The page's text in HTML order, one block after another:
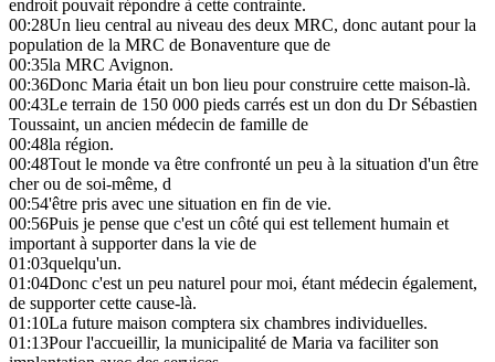
endroit pouvait répondre à cette contrainte.
00:28Un lieu central au niveau des deux MRC, donc autant pour la
population de la MRC de Bonaventure que de
00:35la MRC Avignon.
00:36Donc Maria était un bon lieu pour construire cette maison-là.
00:43Le terrain de 150 000 pieds carrés est un don du Dr Sébastien
Toussaint, un ancien médecin de famille de
00:48la région.
00:48Tout le monde va être confronté un peu à la situation d'un être
cher ou de soi-même, d
00:54'être pris avec une situation en fin de vie.
00:56Puis je pense que c'est un côté qui est tellement humain et
important à supporter dans la vie de
01:03quelqu'un.
01:04Donc c'est un peu naturel pour moi, étant médecin également,
de supporter cette cause-là.
01:10La future maison comptera six chambres individuelles.
01:13Pour l'accueillir, la municipalité de Maria va faciliter son